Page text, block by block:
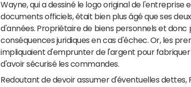
Wayne, qui a dessiné le logo original de l'entreprise
documents officiels, était bien plus âgé que ses
d'années. Propriétaire de biens personnels et donc
conséquences juridiques en cas d'échec. Or, les
impliquaient d'emprunter de l'argent pour
d'avoir sécurisé les commandes.
Redoutant de devoir assumer d'éventuelles dettes,